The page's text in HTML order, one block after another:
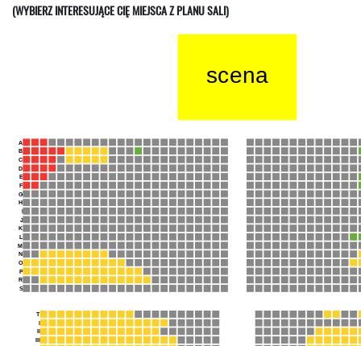
(WYBIERZ INTERESUJĄCE CIĘ MIEJSCA Z PLANU SALI)